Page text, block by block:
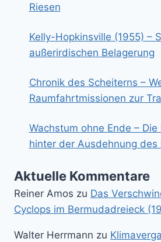
Riesen
Kelly-Hopkinsville (1955) –
außerirdischen Belagerung
Chronik des Scheiterns –
Raumfahrtmissionen zur
Wachstum ohne Ende –
hinter der Ausdehnung des
Aktuelle Kommentare
Reiner Amos zu Das
Cyclops im Bermudadreieck
Walter Herrmann zu